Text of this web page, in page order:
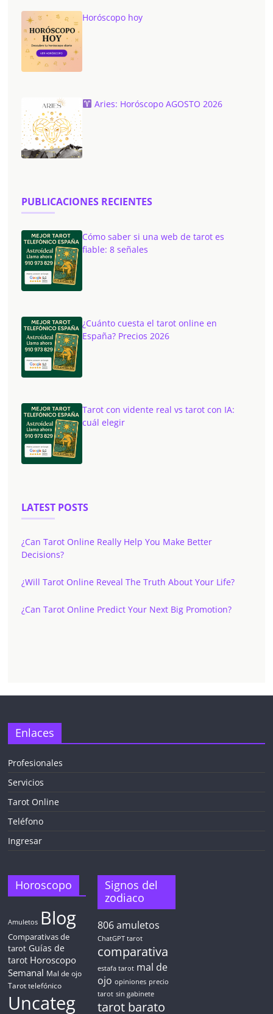
Horóscopo hoy
Aries: Horóscopo AGOSTO 2026
PUBLICACIONES RECIENTES
Cómo saber si una web de tarot es
fiable: 8 señales
¿Cuánto cuesta el tarot online en
España? Precios 2026
Tarot con vidente real vs tarot con IA:
cuál elegir
LATEST POSTS
¿Can Tarot Online Really Help You Make Better
Decisions?
¿Will Tarot Online Reveal The Truth About Your Life?
¿Can Tarot Online Predict Your Next Big Promotion?
Enlaces
Profesionales
Servicios
Tarot Online
Teléfono
Ingresar
Horoscopo
Amuletos Blog
Comparativas de
tarot Guías de
tarot Horoscopo
Semanal Mal de ojo
Tarot telefónico
Uncateg
Signos del
zodiaco
806amuletos
ChatGPT tarot
comparativa
estafa tarot mal de
ojo opiniones precio
tarot sin gabinete
tarot barato